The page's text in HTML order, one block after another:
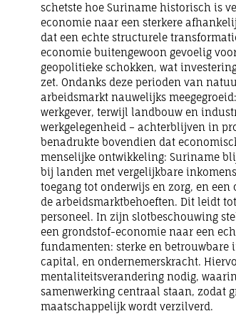
schetste hoe Suriname historisch is
economie naar een sterkere
dat een echte structurele
economie buitengewoon gevoelig
geopolitieke schokken, wat
zet. Ondanks deze perioden van
arbeidsmarkt nauwelijks
werkgever, terwijl landbouw en
werkgelegenheid – achterblijven in
benadrukte bovendien dat
menselijke ontwikkeling: Suriname
bij landen met vergelijkbare
toegang tot onderwijs en zorg, en
de arbeidsmarktbehoeften. Dit leidt
personeel. In zijn slotbeschouwing
een grondstof-economie naar een
fundamenten: sterke en
capital, en ondernemerskracht.
mentaliteitsverandering nodig,
samenwerking centraal staan, zodat
maatschappelijk wordt verzilverd.